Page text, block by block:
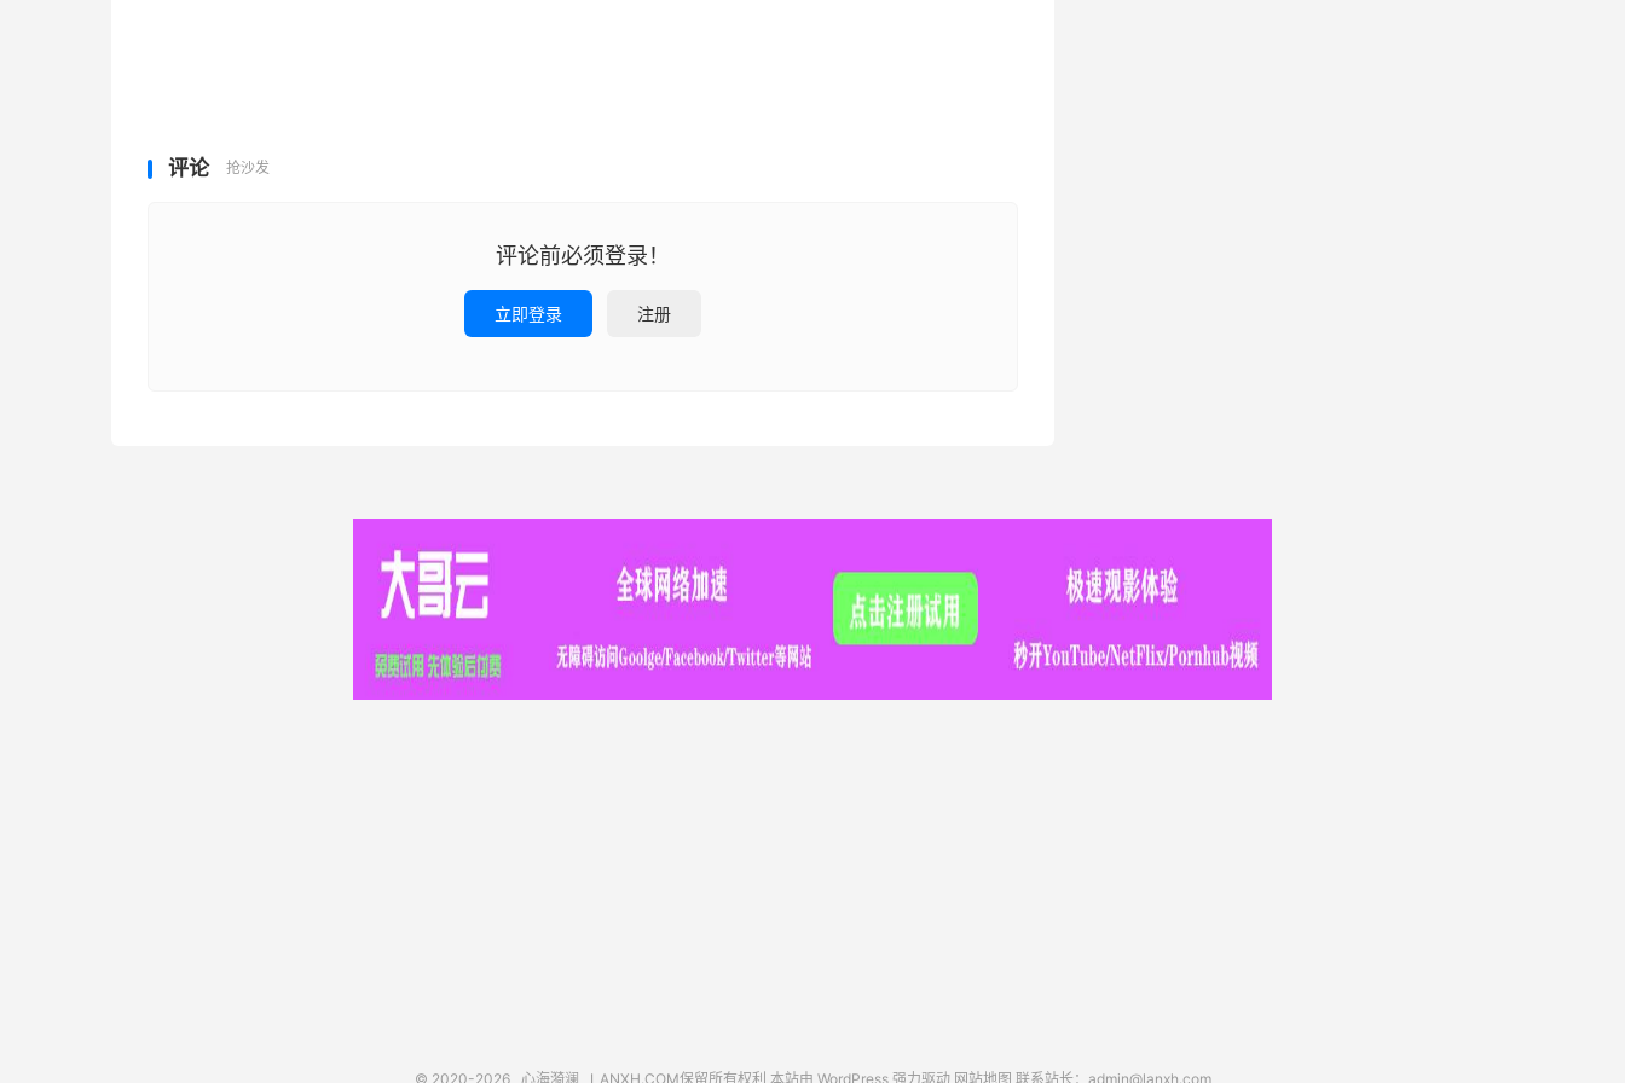
评论 抢沙发
评论前必须登录！
立即登录 注册
© 2020-2026 心海漪澜 LANXH.COM保留所有权利 本站由 WordPress 强力驱动 网站地图 联系站长： admin@lanxh.com